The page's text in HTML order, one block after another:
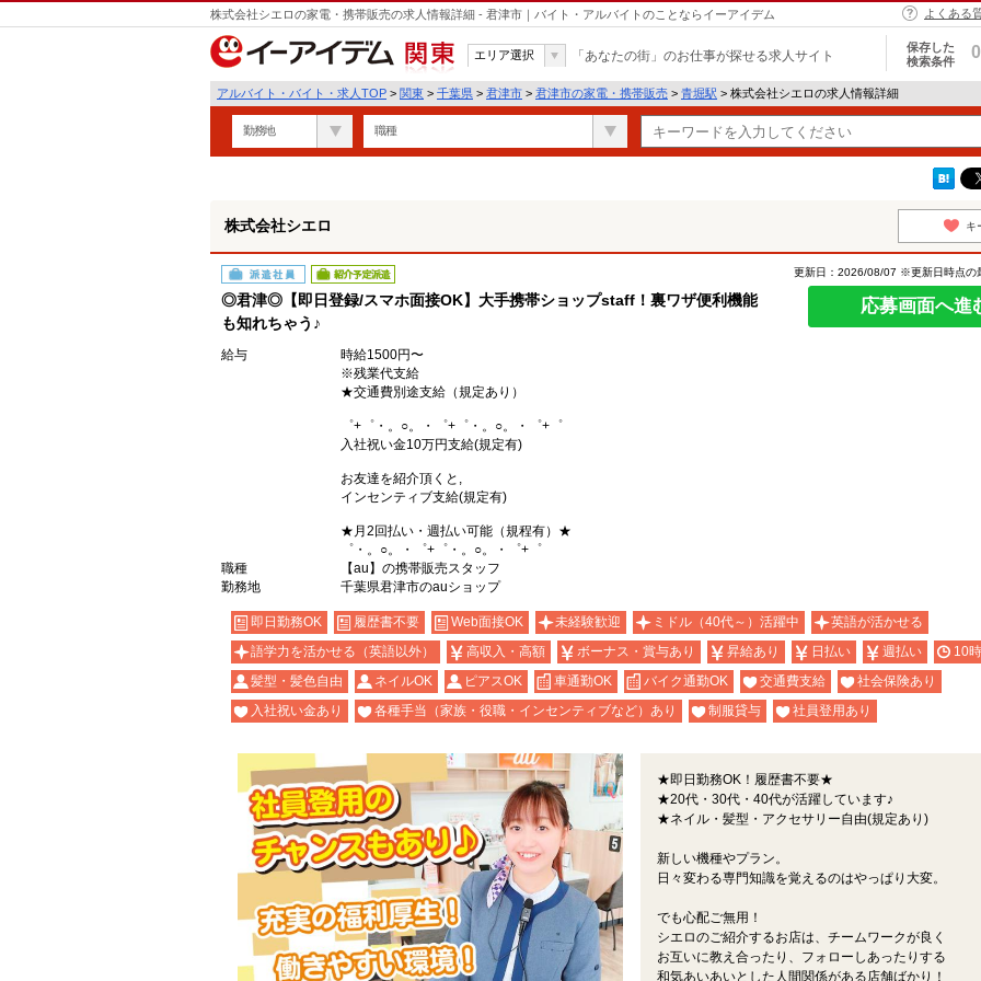
株式会社シエロの家電・携帯販売の求人情報詳細 - 君津市｜バイト・アルバイトのことならイーアイデム よくある
関東
エリア選択 「あなたの街」のお仕事が探せる求人サイト
保存した
検索条件
0
アルバイト・バイト・求人TOP > 関東 > 千葉県 > 君津市 > 君津市の家電・携帯販売 > 青堀駅 > 株式会社シエロの求人情報詳細
勤務地 職種
遣
株式会社シエロ キ
派遣社員 紹介予定派遣
◎君津◎【即日登録/スマホ面接OK】大手携帯ショップstaff！裏ワザ便利機能
も知れちゃう♪
更新日：2026/08/07 ※更新日時点の
応募画面へ進
給与
時給1500円〜
※残業代支給
★交通費別途支給（規定あり）
゜+゜・。○。・゜+゜・。○。・゜+゜
入社祝い金10万円支給(規定有)
お友達を紹介頂くと,
インセンティブ支給(規定有)
★月2回払い・週払い可能（規程有）★
゜・。○。・゜+゜・。○。・゜+゜
職種
【au】の携帯販売スタッフ
勤務地
千葉県君津市のauショップ
即日勤務OK 履歴書不要 Web面接OK 未経験歓迎 ミドル（40代～）活躍中
英語が活かせる
語学力を活かせる（英語以外）
高収入・高額 ボーナス・賞与あり 昇給あり 日払い 週払い
10
髪型・髪色自由
ネイルOK ピアスOK 車通勤OK バイク通勤OK 交通費支給
社会保険あり
入社祝い金あり
各種手当（家族・役職・インセンティブなど）あり 制服貸与 社員登用あり
★即日勤務OK！履歴書不要★
★20代・30代・40代が活躍しています♪
★ネイル・髪型・アクセサリー自由(規定あり)
新しい機種やプラン。
日々変わる専門知識を覚えるのはやっぱり大変。
でも心配ご無用！
シエロのご紹介するお店は、チームワークが良く
お互いに教え合ったり、フォローしあったりする
和気あいあいとした人間関係がある店舗ばかり！